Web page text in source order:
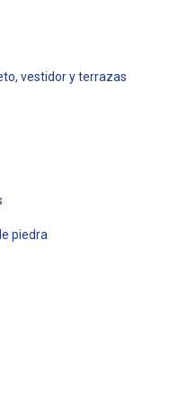
vestidor y terrazas
piedra